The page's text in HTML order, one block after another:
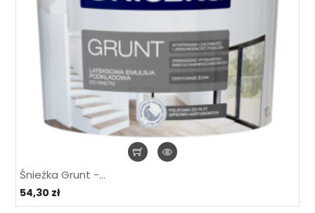
Śnieżka Grunt -...
54,30 zł